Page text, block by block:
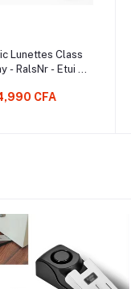
Ajouter au Panier
Ecouteurs Pro 5 -
/ Ios + Etui Offert
6,990 CFA